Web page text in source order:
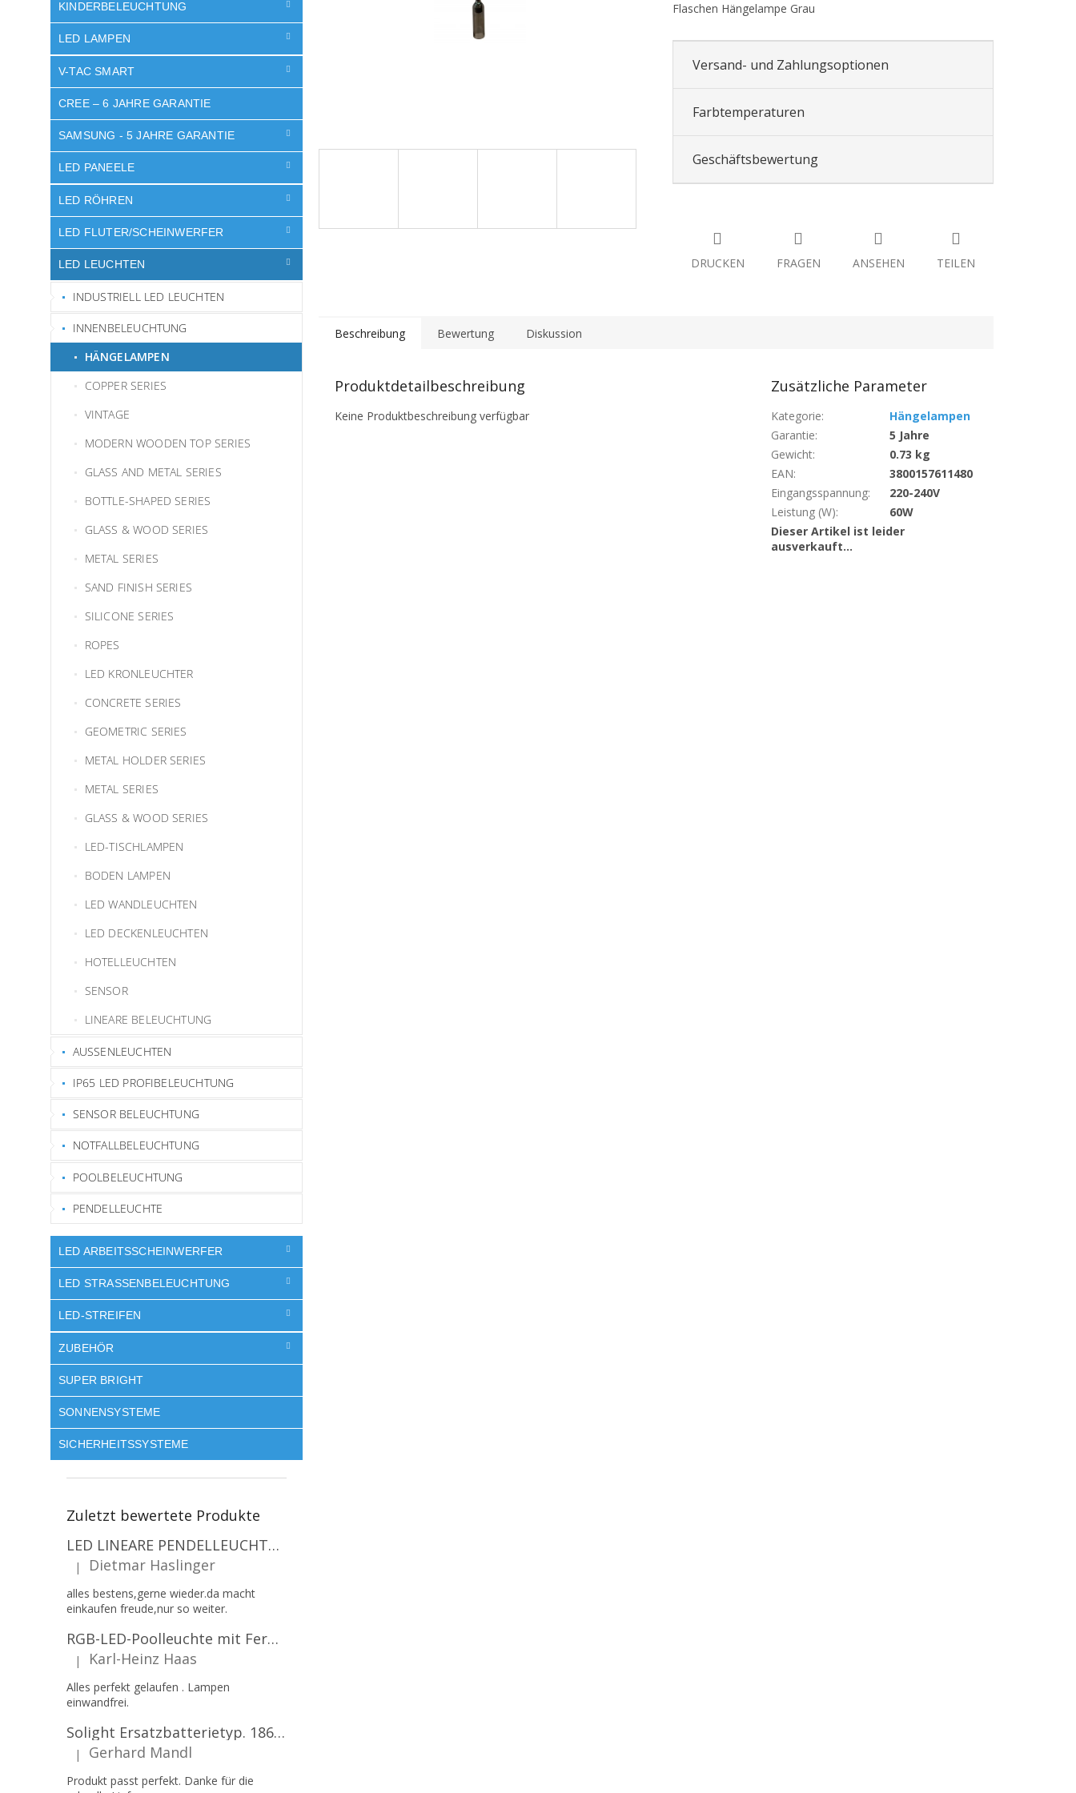
KINDERBELEUCHTUNG
LED LAMPEN
V-TAC SMART
CREE – 6 JAHRE GARANTIE
SAMSUNG - 5 JAHRE GARANTIE
LED PANEELE
LED RÖHREN
LED FLUTER/SCHEINWERFER
LED LEUCHTEN
INDUSTRIELL LED LEUCHTEN
INNENBELEUCHTUNG
HÄNGELAMPEN
COPPER SERIES
VINTAGE
MODERN WOODEN TOP SERIES
GLASS AND METAL SERIES
BOTTLE-SHAPED SERIES
GLASS & WOOD SERIES
METAL SERIES
SAND FINISH SERIES
SILICONE SERIES
ROPES
LED KRONLEUCHTER
CONCRETE SERIES
GEOMETRIC SERIES
METAL HOLDER SERIES
METAL SERIES
GLASS & WOOD SERIES
LED-TISCHLAMPEN
BODEN LAMPEN
LED WANDLEUCHTEN
LED DECKENLEUCHTEN
HOTELLEUCHTEN
SENSOR
LINEARE BELEUCHTUNG
AUSSENLEUCHTEN
IP65 LED PROFIBELEUCHTUNG
SENSOR BELEUCHTUNG
NOTFALLBELEUCHTUNG
POOLBELEUCHTUNG
PENDELLEUCHTE
LED ARBEITSSCHEINWERFER
LED STRASSENBELEUCHTUNG
LED-STREIFEN
ZUBEHÖR
SUPER BRIGHT
SONNENSYSTEME
SICHERHEITSSYSTEME
Zuletzt bewertete Produkte
LED LINEARE PENDELLEUCHTE EXECULINE 120CM, 30W, 3750LM, 96°, 4000K, IP20, WEISS [207806]
Die Produktbewertung beträgt 5 von 5 Sternen.
| Dietmar Haslinger
alles bestens,gerne wieder.da macht
einkaufen freude,nur so weiter.
RGB-LED-Poolleuchte mit Fernbedienung, 12W, 1260lm, PAR56, 12V, 1+1 gratis!
Die Produktbewertung beträgt 5 von 5 Sternen.
| Karl-Heinz Haas
Alles perfekt gelaufen . Lampen
einwandfrei.
Solight Ersatzbatterietyp. 18650, 3,7 V, Li-Ion, 2200 mAh [WN900]
Die Produktbewertung beträgt 5 von 5 Sternen.
| Gerhard Mandl
Produkt passt perfekt. Danke für die
Flaschen Hängelampe Grau
Versand- und Zahlungsoptionen
Farbtemperaturen
Geschäftsbewertung
DRUCKEN FRAGEN ANSEHEN TEILEN
Beschreibung Bewertung Diskussion
Produktdetailbeschreibung
Keine Produktbeschreibung verfügbar
Zusätzliche Parameter
Kategorie:
Hängelampen
Garantie:
5 Jahre
Gewicht:
0.73 kg
EAN:
3800157611480
Eingangsspannung:
220-240V
Leistung (W):
60W
Dieser Artikel ist leider
ausverkauft…